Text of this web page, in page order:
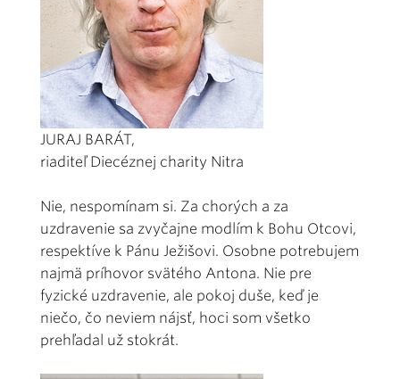
JURAJ BARÁT,
riaditeľ Diecéznej charity Nitra
Nie, nespomínam si. Za chorých a za
uzdravenie sa zvyčajne modlím k Bohu Otcovi,
respektíve k Pánu Ježišovi. Osobne potrebujem
najmä príhovor svätého Antona. Nie pre
fyzické uzdravenie, ale pokoj duše, keď je
niečo, čo neviem nájsť, hoci som všetko
prehľadal už stokrát.